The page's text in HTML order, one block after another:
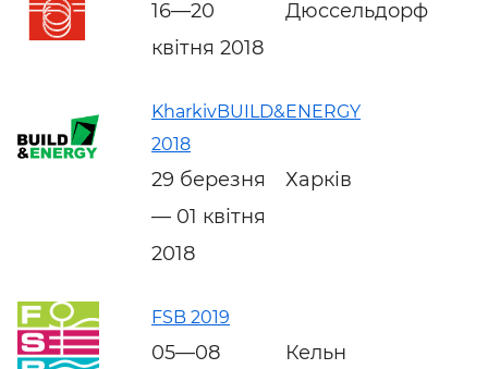
16—20
квітня 2018
Дюссельдорф
KharkivBUILD&ENERGY
2018
29 березня
— 01 квітня
2018
Харків
FSB 2019
05—08
Кельн